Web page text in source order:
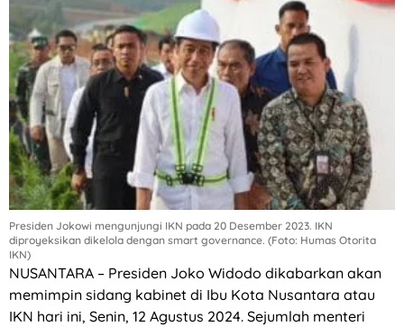
Presiden Jokowi mengunjungi IKN pada 20 Desember 2023. IKN
diproyeksikan dikelola dengan smart governance. (Foto: Humas Otorita
IKN)
NUSANTARA – Presiden Joko Widodo dikabarkan akan
memimpin sidang kabinet di Ibu Kota Nusantara atau
IKN hari ini, Senin, 12 Agustus 2024. Sejumlah menteri